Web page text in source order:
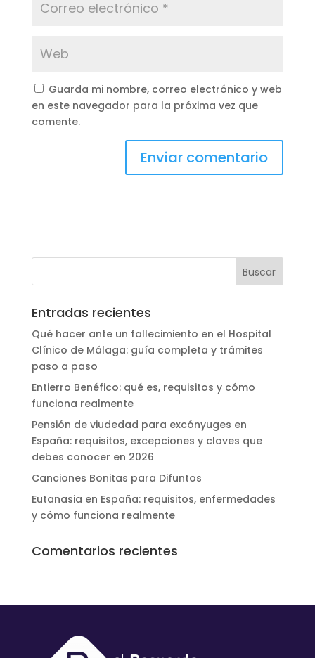
Guarda mi nombre, correo electrónico y web
en este navegador para la próxima vez que
comente.
Entradas recientes
Qué hacer ante un fallecimiento en el Hospital
Clínico de Málaga: guía completa y trámites
paso a paso
Entierro Benéfico: qué es, requisitos y cómo
funciona realmente
Pensión de viudedad para excónyuges en
España: requisitos, excepciones y claves que
debes conocer en 2026
Canciones Bonitas para Difuntos
Eutanasia en España: requisitos, enfermedades
y cómo funciona realmente
Comentarios recientes